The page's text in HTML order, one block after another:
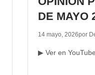
DE MAYO
14 mayo, 2026por
▶ Ver en YouTube